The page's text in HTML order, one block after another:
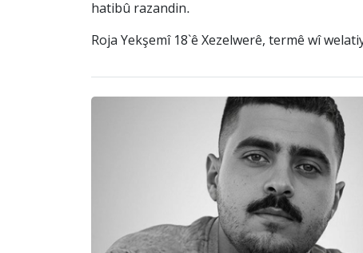
hatibû razandin.
Roja Yekşemî 18`ê Xezelwerê, termê wî